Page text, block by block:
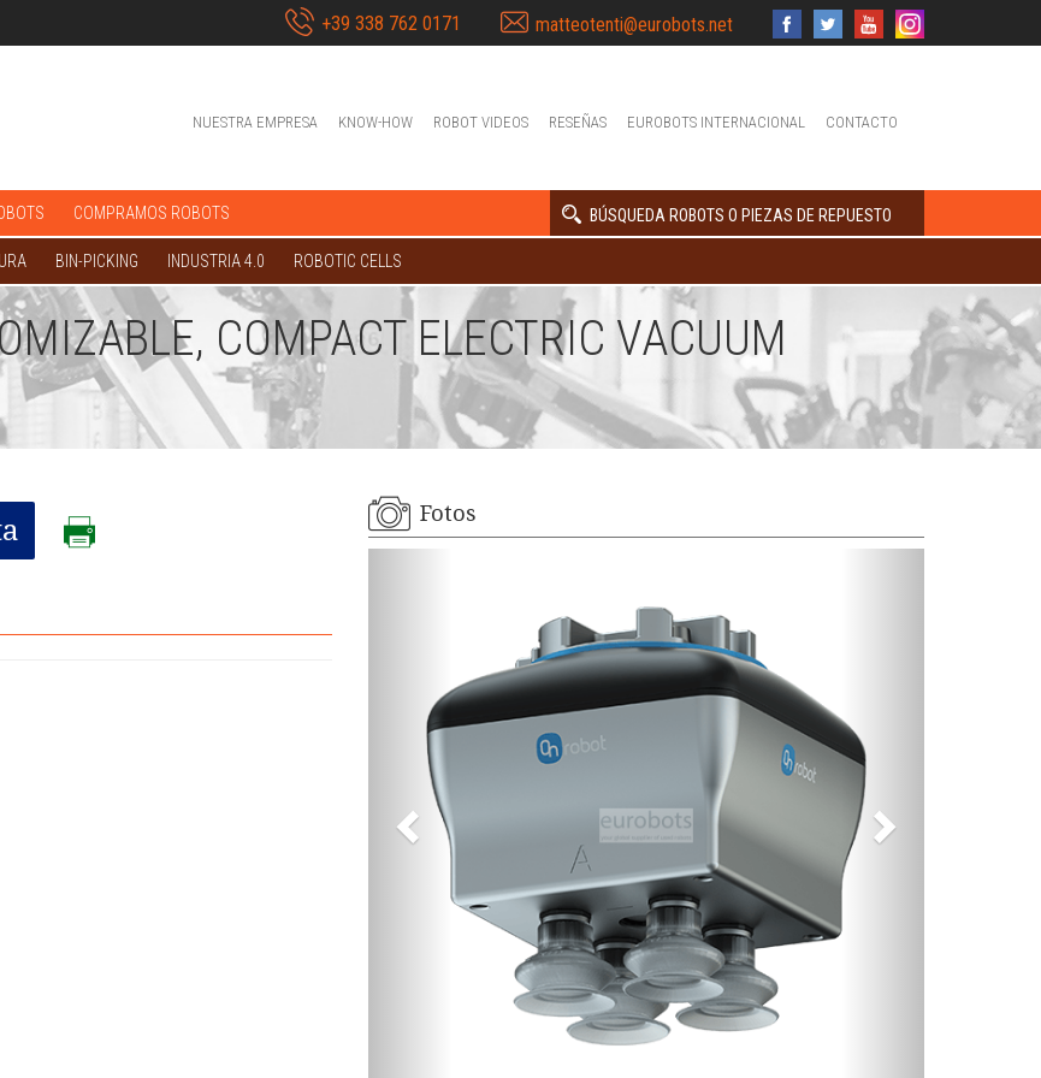
+39 338 762 0171 matteotenti@eurobots.net
NUESTRA EMPRESA KNOW-HOW ROBOT VIDEOS RESEÑAS EUROBOTS INTERNACIONAL CONTACTO
COMPRAMOS ROBOTS BÚSQUEDA ROBOTS O PIEZAS DE REPUESTO
BIN-PICKING INDUSTRIA 4.0 ROBOTIC CELLS
COMPACT ELECTRIC VACUUM
Fotos